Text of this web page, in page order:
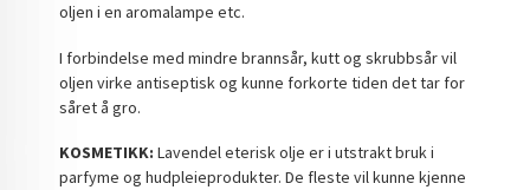
oljen i en aromalampe etc.
I forbindelse med mindre brannsår, kutt og skrubbsår vil
oljen virke antiseptisk og kunne forkorte tiden det tar for
såret å gro.
KOSMETIKK: Lavendel eterisk olje er i utstrakt bruk i
parfyme og hudpleieprodukter. De fleste vil kunne kjenne